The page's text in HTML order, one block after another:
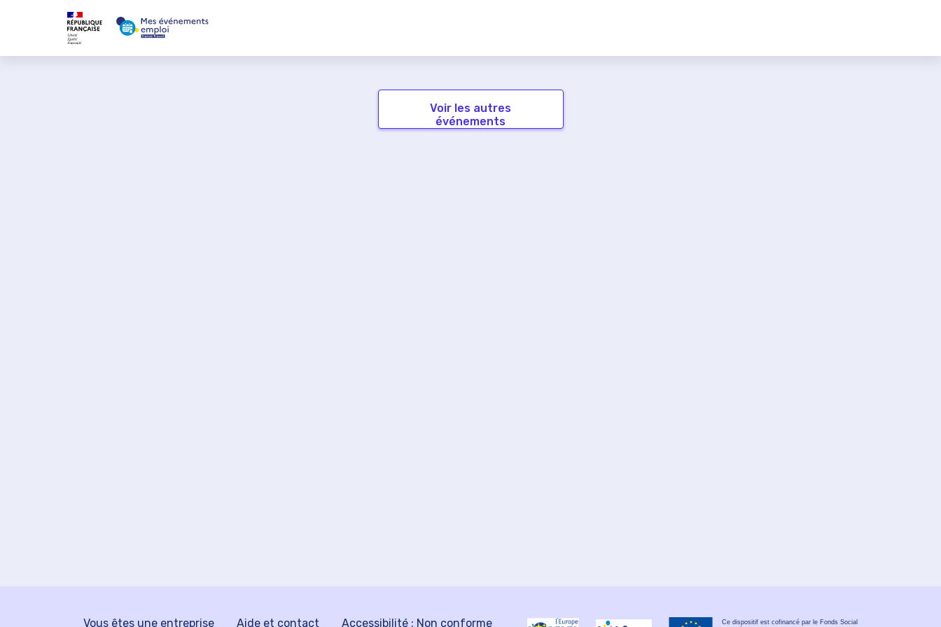
Voir les autres
événements
Vous êtes une entreprise Aide et contact Accessibilité : Non conforme
Ce dispositif est cofinancé par le Fonds Social